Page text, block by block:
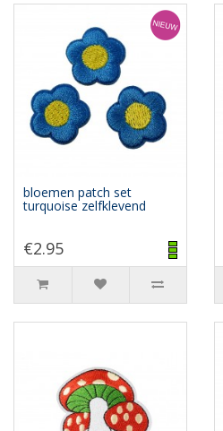
bloemen patch set
turquoise zelfklevend
€2.95